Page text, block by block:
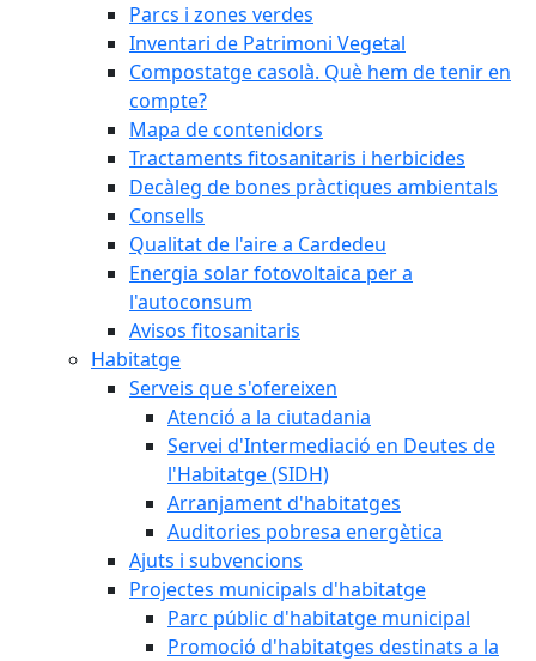
Parcs i zones verdes
Inventari de Patrimoni Vegetal
Compostatge casolà. Què hem de tenir en
compte?
Mapa de contenidors
Tractaments fitosanitaris i herbicides
Decàleg de bones pràctiques ambientals
Consells
Qualitat de l'aire a Cardedeu
Energia solar fotovoltaica per a
l'autoconsum
Avisos fitosanitaris
Habitatge
Serveis que s'ofereixen
Atenció a la ciutadania
Servei d'Intermediació en Deutes de
l'Habitatge (SIDH)
Arranjament d'habitatges
Auditories pobresa energètica
Ajuts i subvencions
Projectes municipals d'habitatge
Parc públic d'habitatge municipal
Promoció d'habitatges destinats a la